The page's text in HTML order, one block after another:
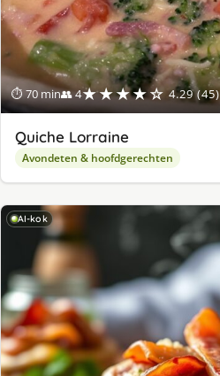
⏱ 70 min👥 4★★★★☆ 4.29 (45)
Quiche Lorraine
Avondeten & hoofdgerechten
AI-kok